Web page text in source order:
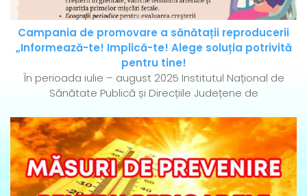
Campania de promovare a sănătații reproducerii
„Informează-te! Implică-te! Alege soluția potrivită
pentru tine!
În perioada iulie – august 2025 Institutul Național de
Sănătate Publică și Direcțiile Județene de